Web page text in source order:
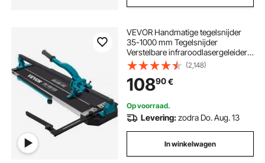
VEVOR Handmatige tegelsnijder
35-1000 mm Tegelsnijder
Verstelbare infraroodlasergeleider
Tegelsnijmachine Precieze
enkellijns tegelmachine Keramische
tegelvloertegelsnijapparaat
(2,148)
10890€
Op voorraad.
Levering:zodra Do. Aug. 13
In winkelwagen